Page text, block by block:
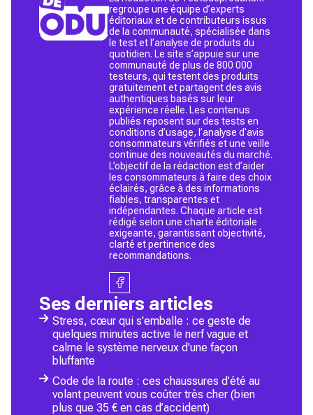
regroupe une équipe d’experts
éditoriaux et de contributeurs issus
de la communauté, spécialisée dans
le test et l’analyse de produits du
quotidien. Le site s’appuie sur une
communauté de plus de 800 000
testeurs, qui testent des produits
gratuitement et partagent des avis
authentiques basés sur leur
expérience réelle. Les contenus
publiés reposent sur des tests en
conditions d’usage, l’analyse d’avis
consommateurs vérifiés et une veille
continue des nouveautés du marché.
L’objectif de la rédaction est d’aider
les consommateurs à faire des choix
éclairés, grâce à des informations
fiables, transparentes et
indépendantes. Chaque article est
rédigé selon une charte éditoriale
exigeante, garantissant objectivité,
clarté et pertinence des
recommandations.
Ses derniers articles
Stress, cœur qui s'emballe : ce geste de
quelques minutes active le nerf vague et
calme le système nerveux d'une façon
bluffante
Code de la route : ces chaussures d’été au
volant peuvent vous coûter très cher (bien
plus que 35 € en cas d’accident)